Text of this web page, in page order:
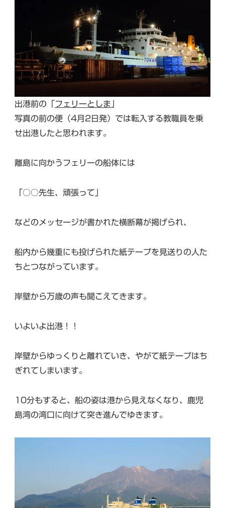
出港前の「 フェリーとしま
写真の前の便（4月2日発）では転入する教職員を乗
せ出港したと思われます。
離島に向かうフェリーの船体には
「○○先生、頑張って」
などのメッセージが書かれた横断幕が掲げられ、
船内から幾重にも投げられた紙テープを見送りの人た
ちとつながっています。
岸壁から万歳の声も聞こえてきます。
いよいよ出港！！
岸壁からゆっくりと離れていき、やがて紙テープはち
ぎれてしまいます。
10分もすると、船の姿は港から見えなくなり、鹿児
島湾の湾口に向けて突き進んでゆきます。